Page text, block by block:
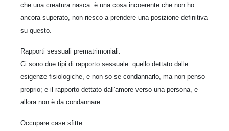
che una creatura nasca: è una cosa incoerente che non ho
ancora superato, non riesco a prendere una posizione definitiva
su questo.
Rapporti sessuali prematrimoniali.
Ci sono due tipi di rapporto sessuale: quello dettato dalle
esigenze fisiologiche, e non so se condannarlo, ma non penso
proprio; e il rapporto dettato dall'amore verso una persona, e
allora non è da condannare.
Occupare case sfitte.